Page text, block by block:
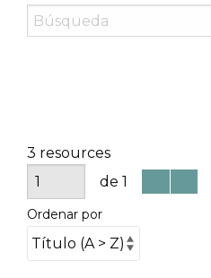
3 resources
de 1
Ordenar por